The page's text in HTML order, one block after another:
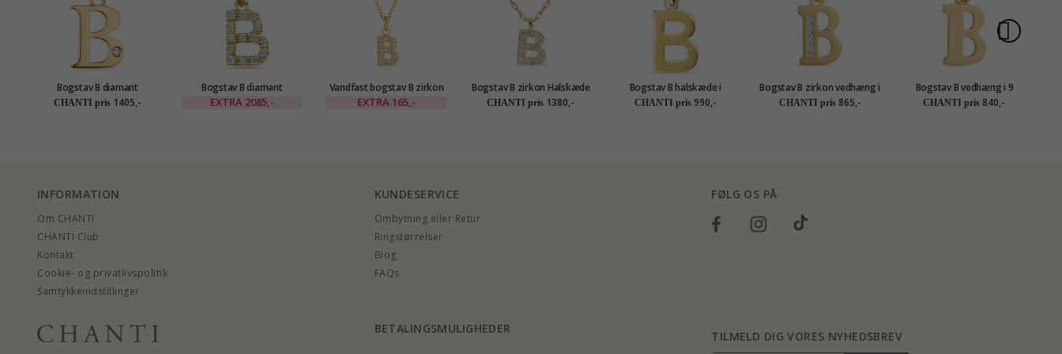
Bogstav B diamant
vedhæng i 9 karat guld 0,01
ct
CHANTI pris 1405,-
Bogstav B diamant
vedhæng i 9 karat guld
EXTRA 2085,-
Vandfast bogstav B zirkon
Halskæde med vedhæng i
EXTRA 165,-
Bogstav B zirkon Halskæde
med vedhæng i 8 karat guld
- My Letter
CHANTI pris 1380,-
Bogstav B halskæde i
forgyldt sølv med vedhæng
i 8 karat guld - My Letter
CHANTI pris 990,-
Bogstav B zirkon vedhæng i
9 karat guld - My Letter
CHANTI pris 865,-
Bogstav B vedhæng i 9
karat guld - My Letter
CHANTI pris 840,-
INFORMATION
Om CHANTI
CHANTI Club
Kontakt
Cookie- og privatlivspolitik
Samtykkeindstillinger
KUNDESERVICE
Ombytning eller Retur
Ringstørrelser
Blog
FAQs
FØLG OS PÅ
BETALINGSMULIGHEDER
TILMELD DIG VORES NYHEDSBREV